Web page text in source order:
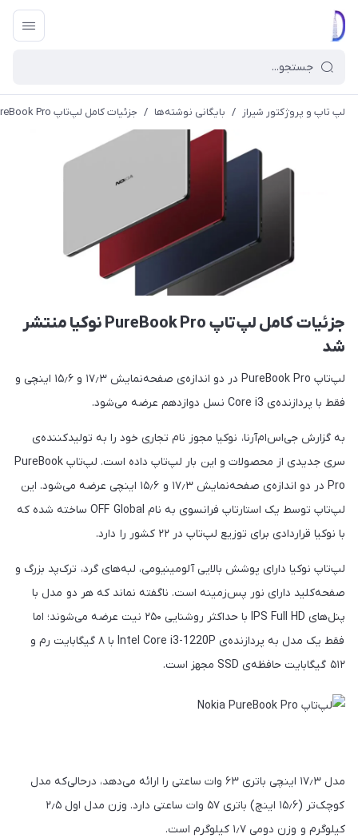
لپ تاپ و پروژکتور شیراز / بایگانی نوشته‌ها / جزئیات کامل لپ‌تاپ PureBook Pro نوکیا منتشر شد
جزئیات کامل لپ‌تاپ PureBook Pro نوکیا منتشر
شد
لپ‌تاپ PureBook Pro در دو اندازه‌ی صفحه‌نمایش ۱۷٫۳ و ۱۵٫۶ اینچی و
فقط با پردازنده‌ی Core i3 نسل دوازدهم عرضه می‌شود.
به‌ گزارش جی‌اس‌ام‌آرنا، نوکیا مجوز نام تجاری خود را به تولیدکننده‌ی
سری جدیدی از محصولات و این بار لپ‌تاپ داده است. لپ‌تاپ PureBook
Pro در دو اندازه‌ی صفحه‌نمایش ۱۷٫۳ و ۱۵٫۶ اینچی عرضه می‌شود. این
لپ‌تاپ توسط یک استارتاپ فرانسوی به‌ نام OFF Global ساخته شده که
با نوکیا قراردادی برای توزیع لپ‌تاپ در ۲۲ کشور را دارد.
لپ‌تاپ نوکیا دارای پوشش بالایی آلومینیومی، لبه‌های گرد، ترک‌پد بزرگ و
صفحه‌کلید دارای نور پس‌زمینه است. ناگفته نماند که هر دو مدل با
پنل‌های IPS Full HD با حداکثر روشنایی ۲۵۰ نیت عرضه می‌شوند؛ اما
فقط یک مدل به پردازنده‌ی Intel Core i3-1220P با ۸ گیگابایت رم و
۵۱۲ گیگابایت حافظه‌ی SSD مجهز است.
مدل ۱۷٫۳ اینچی باتری ۶۳ وات ساعتی را ارائه می‌دهد، درحالی‌که مدل
کوچک‌تر (۱۵٫۶ اینچ) باتری ۵۷ وات ساعتی دارد. وزن مدل اول ۲٫۵
کیلوگرم و وزن دومی ۱٫۷ کیلوگرم است.